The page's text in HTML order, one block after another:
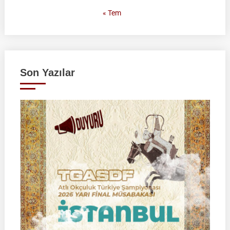
« Tem
Son Yazılar